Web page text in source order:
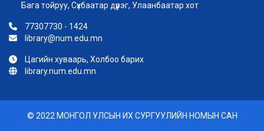
Бага тойруу, Сүхбаатар дүүрэг, Улаанбаатар хот
77307730 - 1424
library@num.edu.mn
Цагийн хуваарь, Холбоо барих
library.num.edu.mn
© 2022 МОНГОЛ УЛСЫН ИХ СУРГУУЛИЙН НОМЫН САН